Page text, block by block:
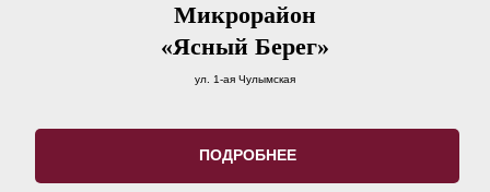
Микрорайон
«Ясный Берег»
ул. 1-ая Чулымская
ПОДРОБНЕЕ